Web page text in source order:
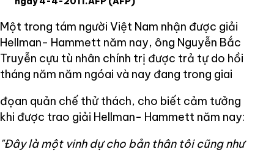
Một trong tám người Việt Nam nhận được giải
Hellman- Hammett năm nay, ông Nguyễn Bắc
Truyễn cựu tù nhân chính trị được trả tự do hồi
tháng năm năm ngóai và nay đang trong giai
đọan quản chế thử thách, cho biết cảm tưởng
khi được trao giải Hellman- Hammett năm nay:
"Đây là một vinh dự cho bản thân tôi cũng như